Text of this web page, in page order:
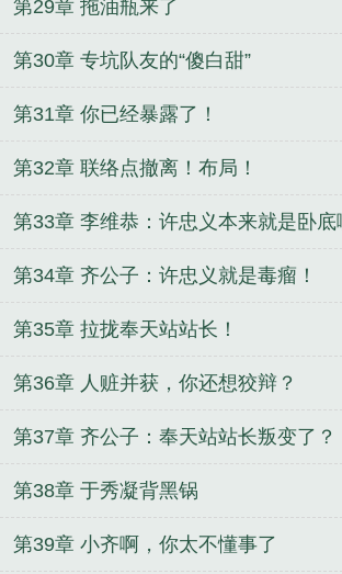
第29章 拖油瓶来了
第30章 专坑队友的“傻白甜”
第31章 你已经暴露了！
第32章 联络点撤离！布局！
第33章 李维恭：许忠义本来就是卧底
第34章 齐公子：许忠义就是毒瘤！
第35章 拉拢奉天站站长！
第36章 人赃并获，你还想狡辩？
第37章 齐公子：奉天站站长叛变了？
第38章 于秀凝背黑锅
第39章 小齐啊，你太不懂事了